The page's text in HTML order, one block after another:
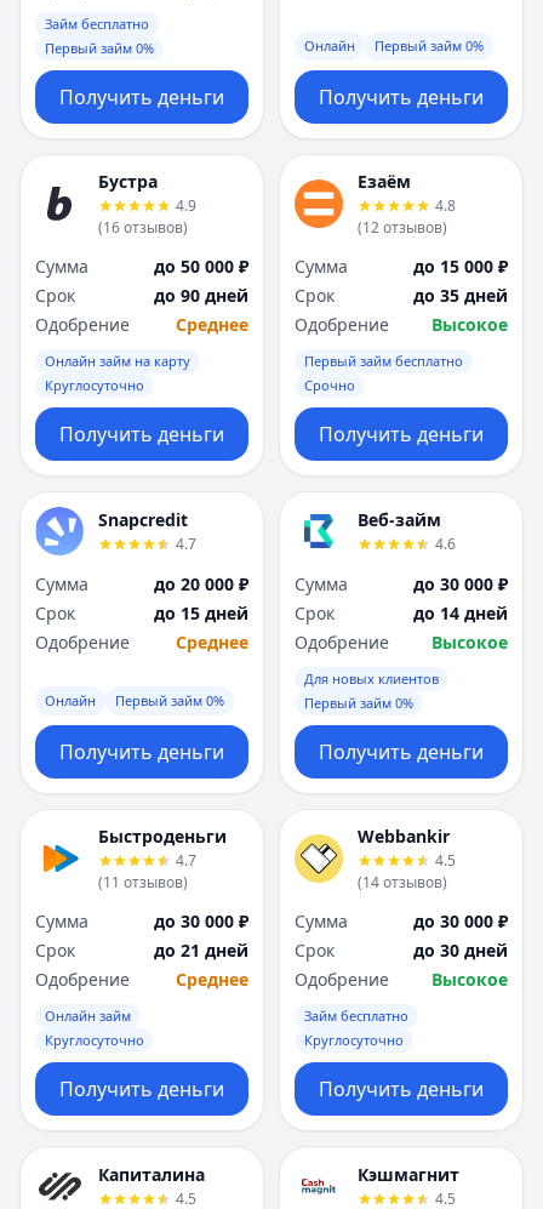
Займ бесплатно
Первый займ 0%
Получить деньги
Онлайн Первый займ 0%
Получить деньги
Бустра
4.9
(16отзывов)
Сумма
до 50 000 ₽
Срок
до 90 дней
Одобрение
Среднее
Онлайн займ на карту
Круглосуточно
Получить деньги
Езаём
4.8
(12отзывов)
Сумма
до 15 000 ₽
Срок
до 35 дней
Одобрение
Высокое
Первый займ бесплатно
Срочно
Получить деньги
Snapcredit
4.7
Сумма
до 20 000 ₽
Срок
до 15 дней
Одобрение
Среднее
Онлайн Первый займ 0%
Получить деньги
Веб-займ
4.6
Сумма
до 30 000 ₽
Срок
до 14 дней
Одобрение
Высокое
Для новых клиентов
Первый займ 0%
Получить деньги
Быстроденьги
4.7
(11 отзывов)
Сумма
до 30 000 ₽
Срок
до 21 дней
Одобрение
Среднее
Онлайн займ
Круглосуточно
Получить деньги
Webbankir
4.5
(14отзывов)
Сумма
до 30 000 ₽
Срок
до 30 дней
Одобрение
Высокое
Займ бесплатно
Круглосуточно
Получить деньги
Капиталина
4.5
Кэшмагнит
4.5